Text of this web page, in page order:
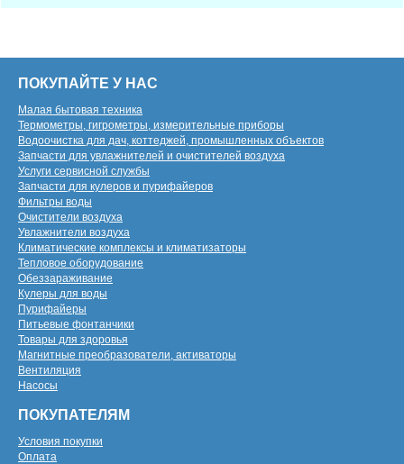
ПОКУПАЙТЕ У НАС
Малая бытовая техника
Термометры, гигрометры, измерительные приборы
Водоочистка для дач, коттеджей, промышленных объектов
Запчасти для увлажнителей и очистителей воздуха
Услуги сервисной службы
Запчасти для кулеров и пурифайеров
Фильтры воды
Очистители воздуха
Увлажнители воздуха
Климатические комплексы и климатизаторы
Тепловое оборудование
Обеззараживание
Кулеры для воды
Пурифайеры
Питьевые фонтанчики
Товары для здоровья
Магнитные преобразователи, активаторы
Вентиляция
Насосы
ПОКУПАТЕЛЯМ
Условия покупки
Оплата